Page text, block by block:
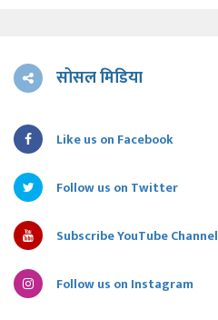
सोसल मिडिया
Like us on Facebook
Follow us on Twitter
Subscribe YouTube Channel
Follow us on Instagram